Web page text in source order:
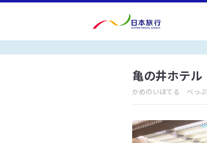
亀の井ホテ
かめのいほてる べっぷ